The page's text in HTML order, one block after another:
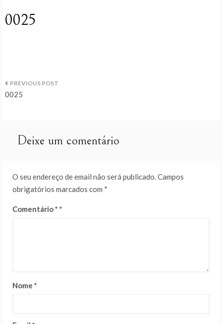
0025
Navegação
artigos
0025
Deixe um comentário
O seu endereço de email não será publicado.Campos
obrigatórios marcados com *
Comentário*
Nome *